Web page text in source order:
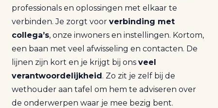
professionals en oplossingen met elkaar te
verbinden. Je zorgt voor verbinding met
collega’s, onze inwoners en instellingen. Kortom,
een baan met veel afwisseling en contacten. De
lijnen zijn kort en je krijgt bij ons veel
verantwoordelijkheid. Zo zit je zelf bij de
wethouder aan tafel om hem te adviseren over
de onderwerpen waar je mee bezig bent.